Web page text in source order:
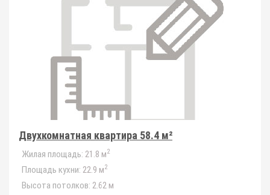
Двухкомнатная квартира 58.4 м²
Жилая площадь: 21.8 м2
Площадь кухни: 22.9 м2
Высота потолков: 2.62 м